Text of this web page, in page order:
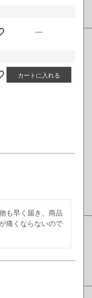
—
カートに入れる
も早く届き、商品
痛くならないので